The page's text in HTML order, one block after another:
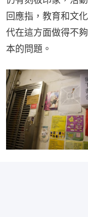
回應指，教育和文
代在這方面做得不
本的問題。